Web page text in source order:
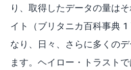
り、取得したデータの量は
イト（ブリタニカ百科事典
なり、日々、さらに多くの
ます。ヘイロー・トラスト